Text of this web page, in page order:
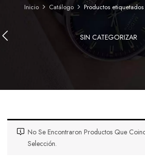
Inicio Catálogo Productos
SIN CATEGORIZAR
No Se Encontraron Productos Que
Selección.